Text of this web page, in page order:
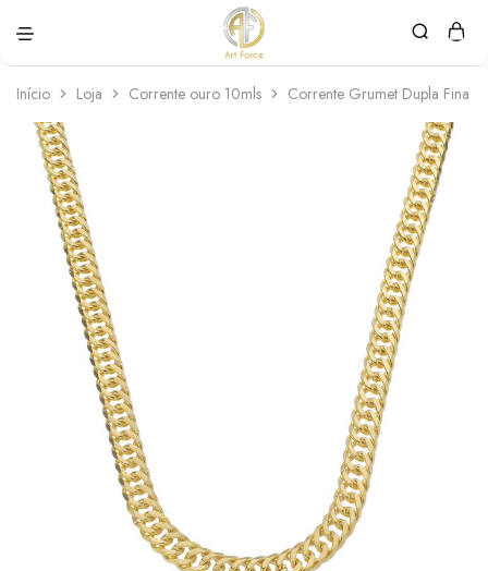
Force
personalizadas
Início Loja Corrente ouro 10mls Corrente Grumet Dupla Fina